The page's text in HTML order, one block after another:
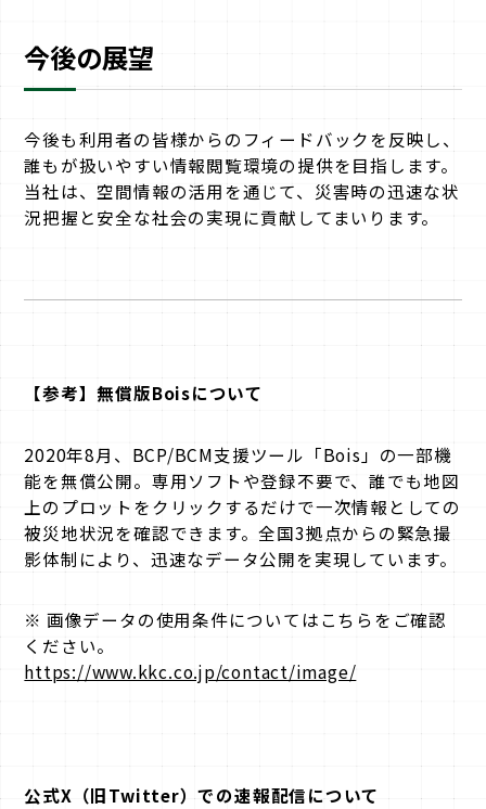
今後の展望
今後も利用者の皆様からのフィードバックを反映し、
誰もが扱いやすい情報閲覧環境の提供を目指します。
当社は、空間情報の活用を通じて、災害時の迅速な状
況把握と安全な社会の実現に貢献してまいります。
【参考】無償版Boisについて
2020年8月、BCP/BCM支援ツール「Bois」の一部機
能を無償公開。専用ソフトや登録不要で、誰でも地図
上のプロットをクリックするだけで一次情報としての
被災地状況を確認できます。全国3拠点からの緊急撮
影体制により、迅速なデータ公開を実現しています。
※ 画像データの使用条件についてはこちらをご確認
ください。
https://www.kkc.co.jp/contact/image/
公式X（旧Twitter）での速報配信について